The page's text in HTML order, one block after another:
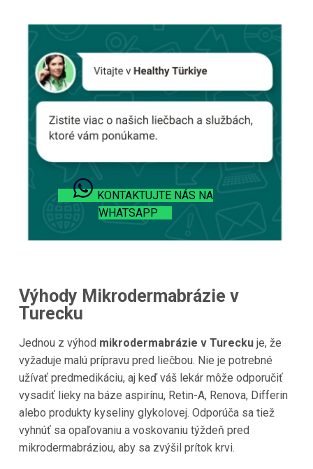
KONTAKTUJTE NÁS NA
WHATSAPP
Výhody Mikrodermabrázie v
Turecku
Jednou z výhod mikrodermabrázie v Tureckuje, že
vyžaduje malú prípravu pred liečbou. Nie je potrebné
užívať predmedikáciu, aj keď váš lekár môže odporučiť
vysadiť lieky na báze aspirínu, Retin-A, Renova, Differin
alebo produkty kyseliny glykolovej. Odporúča sa tiež
vyhnúť sa opaľovaniu a voskovaniu týždeň pred
mikrodermabráziou, aby sa zvýšil prítok krvi.